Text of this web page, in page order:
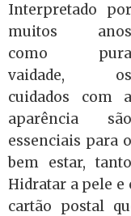
Interpretado por
muitos anos
como pura
vaidade, os
cuidados com a
aparência são
essenciais para o
bem estar,
Hidratar a pele e
cartão postal